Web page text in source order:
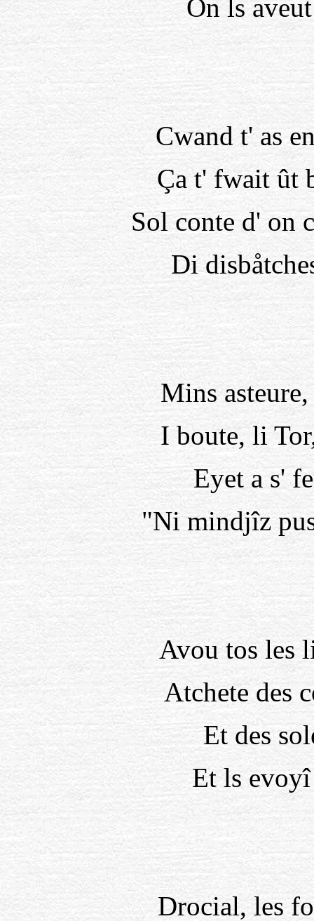
On ls
Cwand t' as
Ça t' fwait ût
Sol conte d' on
Di
Mins
I boute, li
Eyet a s'
"Ni mindjîz
Avou tos les
Atchete des
Et des
Et ls evoyî
Drocial, les